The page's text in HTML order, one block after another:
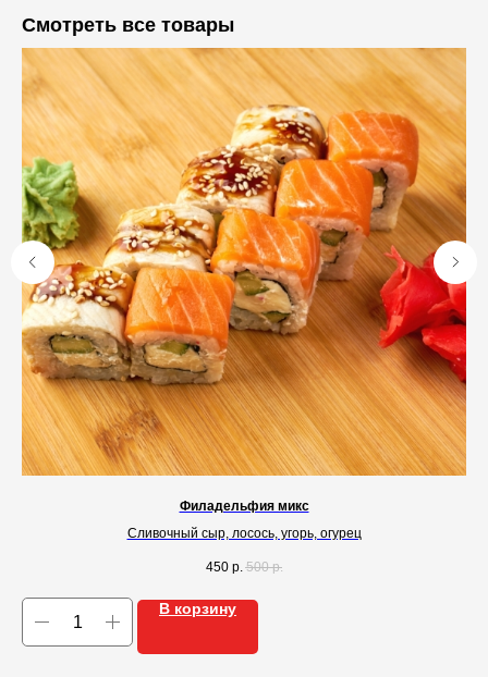
Смотреть все товары
Филадельфия микс
Сливочный сыр, лосось, угорь, огурец
450 р. 500 р.
В корзину